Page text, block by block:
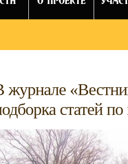
журнале
статей